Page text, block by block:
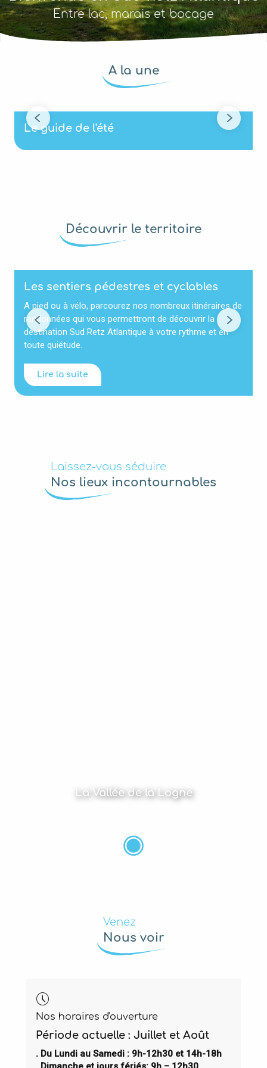
Entre lac, marais et bocage
A la une
Le guide de l'été
Découvrir le territoire
Les sentiers pédestres et cyclables
A pied ou à vélo, parcourez nos nombreux itinéraires de
randonnées qui vous permettront de découvrir la
destination Sud Retz Atlantique à votre rythme et en
toute quiétude.
Lire la suite
Laissez-vous séduire
Nos lieux incontournables
La Vallée de la Logne
Venez
Nous voir
Nos horaires d'ouverture
Période actuelle : Juillet et Août
. Du Lundi au Samedi : 9h-12h30 et 14h-18h